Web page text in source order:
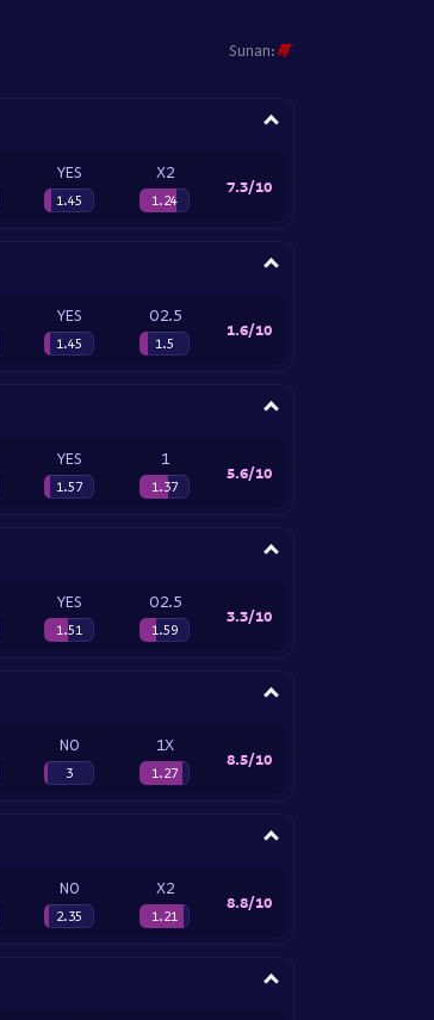
Sunan:
YES
1.45
X2
1.24
7.3/10
YES
1.45
O2.5
1.5
1.6/10
YES
1.57
1
1.37
5.6/10
YES
1.51
O2.5
1.59
3.3/10
NO
3
1X
1.27
8.5/10
NO
2.35
X2
1.21
8.8/10